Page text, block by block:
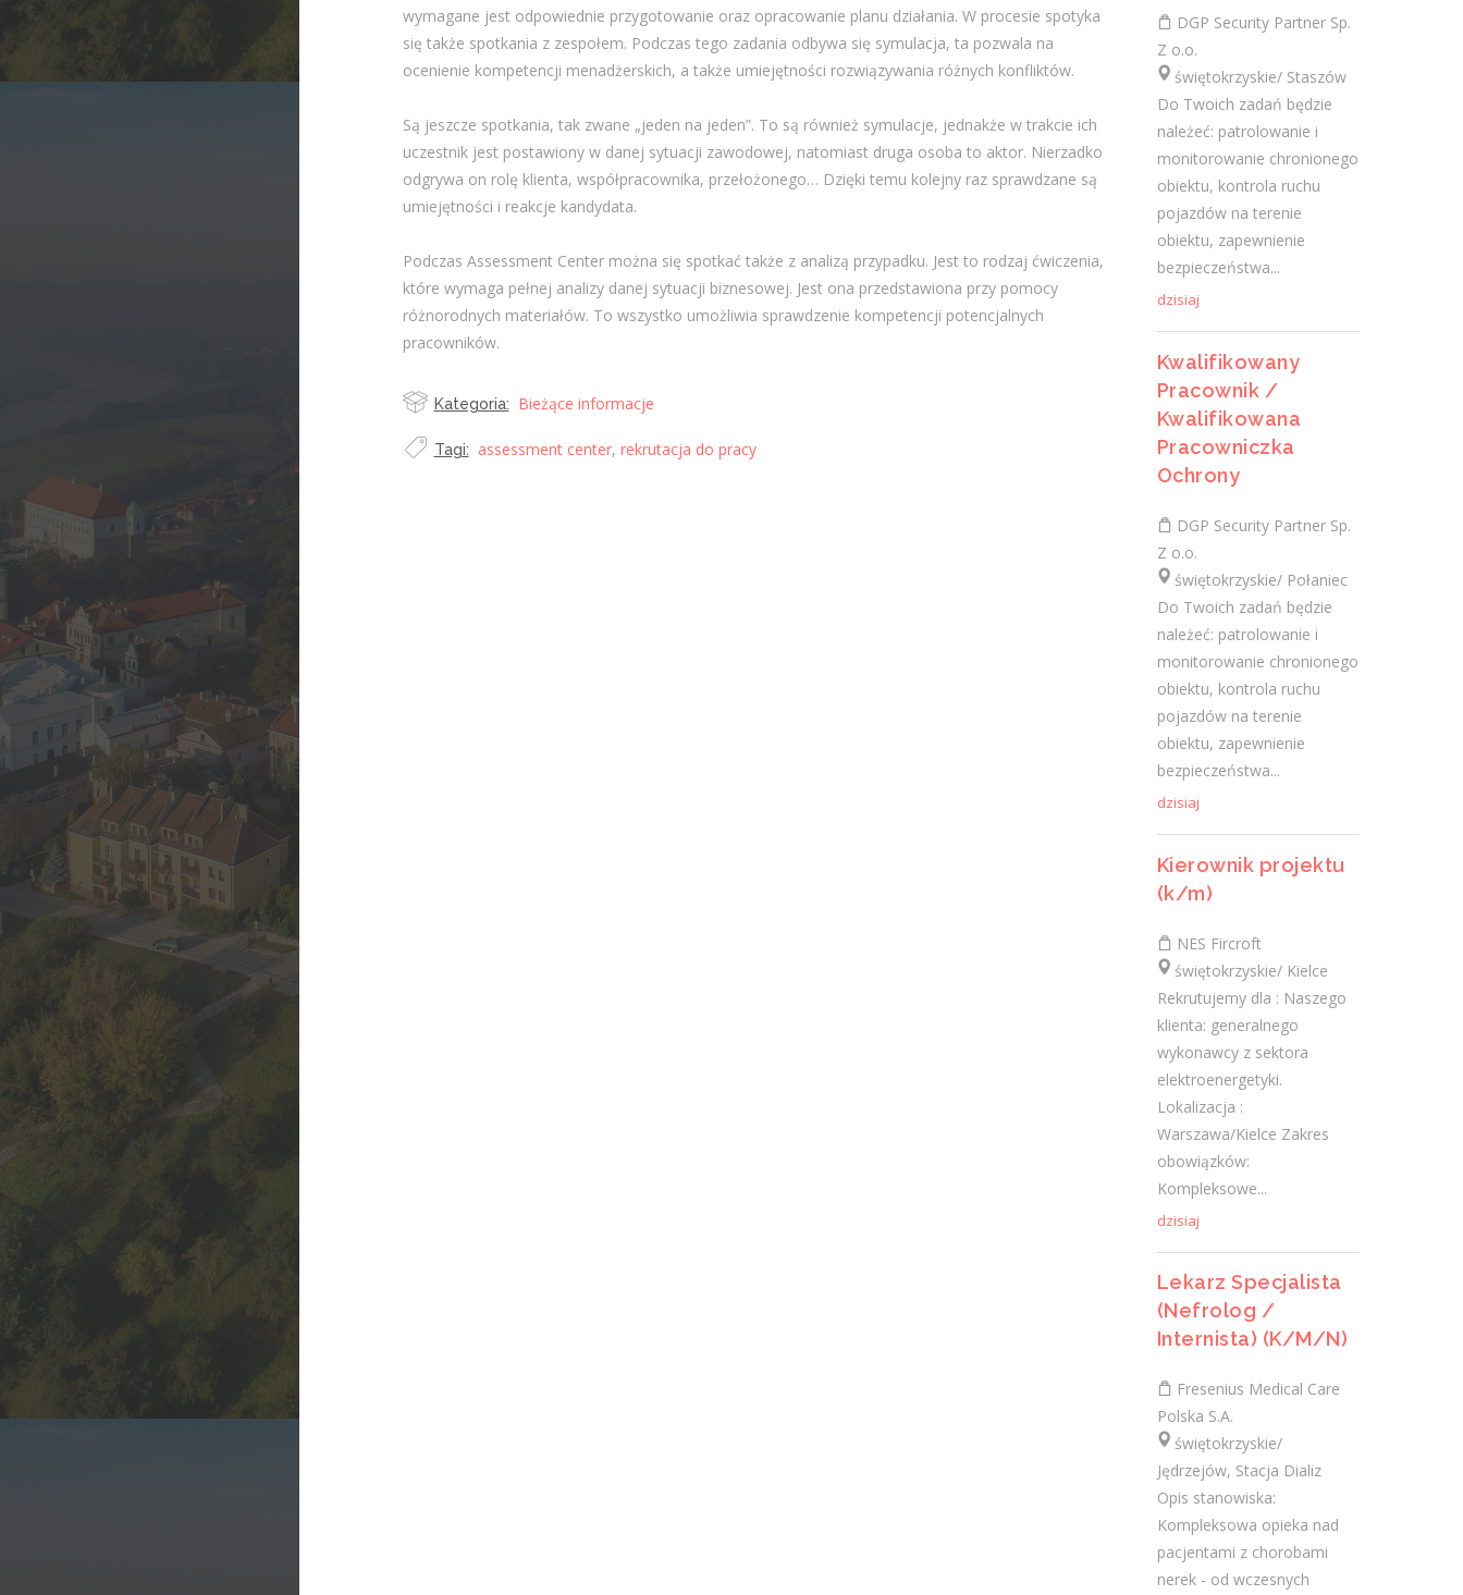
NES Fircroft
świętokrzyskie/ Kielce
Rekrutujemy dla : Naszego klienta:
generalnego wykonawcy z sektora
elektroenergetyki. Lokalizacja :
Warszawa/Kielce Zakres obowiązków:
Kompleksowe...
Lekarz Specjalista (Nefrolog
/ Internista) (K/M/N)
Fresenius Medical Care Polska S.A.
świętokrzyskie/ Jędrzejów, Stacja Dializ
Opis stanowiska: Kompleksowa opieka nad
pacjentami z chorobami nerek - od
wczesnych stadiów przewlekłej choroby
nerek, przez schyłkową niewydolność...
dzisiaj
Więcej ofert pracy
Praca
Ostatnie wpisy
Nowoczesne technologie w pracy. Jak
z tym radzą sobie starsi pracownicy?
Jak zmienić pracę fizyczną na biurową?
3 stycznia 2021
W województwie świętokrzyskim
brakuje wykwalifikowanych murarzy
12 grudnia 2020
Dobry lider, czyli jaki?
10 listopada 2020
Mobilny, elastyczny i nastawiony na
rozwój – czy to ideał pracownika?
19 października 2020
Najnowsze komentarze
admin- Obcokrajowcy w
świętokrzyskim
- Obcokrajowcy w
świętokrzyskim
admin-Aktywizacja zawodowa osób
niepełnosprawnych w świętokrzyskim
- Aktywizacja zawodowa osób
niepełnosprawnych w świętokrzyskim
wymagane jest odpowiednie przygotowanie oraz opracowanie planu działania. W procesie spotyka
się także spotkania z zespołem. Podczas tego zadania odbywa się symulacja, ta pozwala na
ocenienie kompetencji menadżerskich, a także umiejętności rozwiązywania różnych konfliktów.
Są jeszcze spotkania, tak zwane „jeden na jeden”. To są również symulacje, jednakże w trakcie ich
uczestnik jest postawiony w danej sytuacji zawodowej, natomiast druga osoba to aktor. Nierzadko
odgrywa on rolę klienta, współpracownika, przełożonego… Dzięki temu kolejny raz sprawdzane są
umiejętności i reakcje kandydata.
Podczas Assessment Center można się spotkać także z analizą przypadku. Jest to rodzaj ćwiczenia,
które wymaga pełnej analizy danej sytuacji biznesowej. Jest ona przedstawiona przy pomocy
różnorodnych materiałów. To wszystko umożliwia sprawdzenie kompetencji potencjalnych
pracowników.
Kategoria: Bieżące informacje
Tagi: assessment center, rekrutacja do pracy
DGP Security Partner Sp.
Z o.o.
świętokrzyskie/ Staszów
Do Twoich zadań będzie
należeć: patrolowanie i
monitorowanie chronionego
obiektu, kontrola ruchu
pojazdów na terenie
obiektu, zapewnienie
bezpieczeństwa...
dzisiaj
Kwalifikowany
Pracownik /
Kwalifikowana
Pracowniczka
Ochrony
DGP Security Partner Sp.
Z o.o.
świętokrzyskie/ Połaniec
Do Twoich zadań będzie
należeć: patrolowanie i
monitorowanie chronionego
obiektu, kontrola ruchu
pojazdów na terenie
obiektu, zapewnienie
bezpieczeństwa...
dzisiaj
Kierownik projektu
(k/m)
NES Fircroft
świętokrzyskie/ Kielce
Rekrutujemy dla : Naszego
klienta: generalnego
wykonawcy z sektora
elektroenergetyki.
Lokalizacja :
Warszawa/Kielce Zakres
obowiązków:
Kompleksowe...
dzisiaj
Lekarz Specjalista
(Nefrolog /
Internista) (K/M/N)
Fresenius Medical Care
Polska S.A.
świętokrzyskie/
Jędrzejów, Stacja Dializ
Opis stanowiska:
Kompleksowa opieka nad
pacjentami z chorobami
nerek - od wczesnych